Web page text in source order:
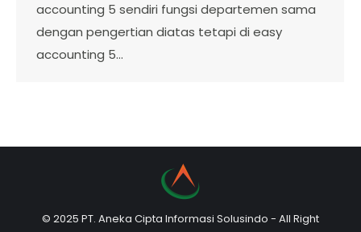
accounting 5 sendiri fungsi departemen sama
dengan pengertian diatas tetapi di easy
accounting 5…
© 2025 PT. Aneka Cipta Informasi Solusindo - All Right